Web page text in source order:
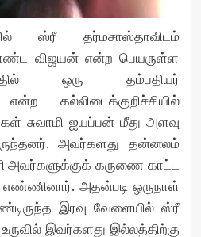
ஸ்ரீ தர்மசாஸ்தாவிடம்
விஜயன் என்ற பெயருள்ள
ஒரு தம்பதியர்
கல்லிடைக்குறிச்சியில்
சுவாமி ஐயப்பன் மீது அளவு
அவர்களது தன்னலம்
அவர்களுக்குக் கருணை காட்ட
எண்ணினார். அதன்படி ஒருநாள்
இரவு வேளையில் ஸ்ரீ
இவர்களது இல்லத்திற்கு